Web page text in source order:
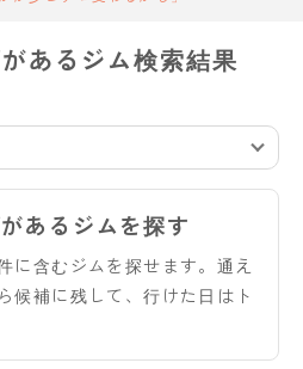
あるジム検索結果
あるジムを探す
に含むジムを探せます。通え
候補に残して、行けた日はト